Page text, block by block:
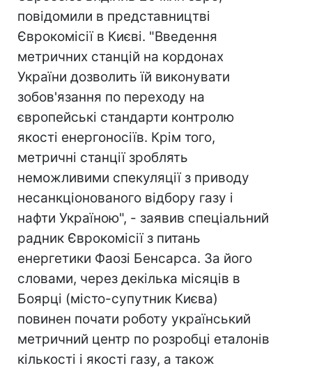
повідомили в представництві
Єврокомісії в Києві. "Введення
метричних станцій на кордонах
України дозволить їй виконувати
зобов'язання по переходу на
європейські стандарти контролю
якості енергоносіїв. Крім того,
метричні станції зроблять
неможливими спекуляції з приводу
несанкціонованого відбору газу і
нафти Україною", - заявив спеціальний
радник Єврокомісії з питань
енергетики Фаозі Бенсарса. За його
словами, через декілька місяців в
Боярці (місто-супутник Києва)
повинен почати роботу український
метричний центр по розробці еталонів
кількості і якості газу, а також